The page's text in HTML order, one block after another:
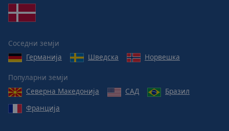
Соседни земји
Германија
Шведска Норвешка
Популарни земји
Северна Македонија
САД
Бразил
Франција